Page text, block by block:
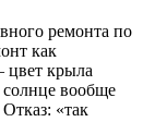
ремонта по
как
цвет крыла
солнце вообще
«так